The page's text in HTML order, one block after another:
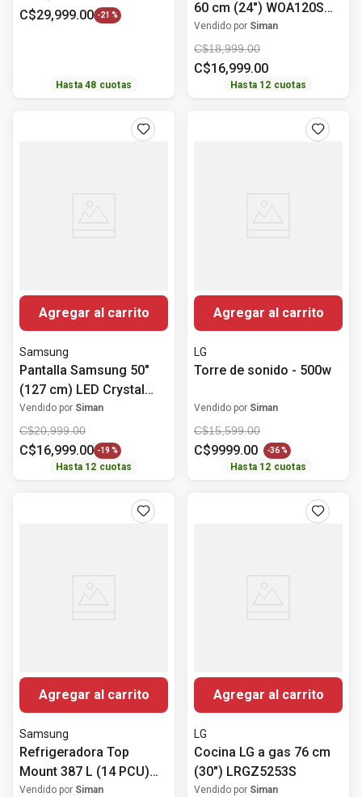
C$29,999.00 -21 %
Hasta48 cuotas
60 cm (24") WOA120S
Whirlpool
Vendido por Siman
C$18,999.00
C$16,999.00
Hasta 12 cuotas
Agregar al carrito
Samsung
Pantalla Samsung 50"
(127 cm) LED Crystal
UHD 4K HDR10+
UN50U8000FPXPA
Vendido por Siman
C$20,999.00
C$16,999.00 -19 %
Hasta 12 cuotas
Agregar al carrito
LG
Torre de sonido - 500w
Vendido por Siman
C$15,599.00
C$9999.00 -36 %
Hasta 12 cuotas
Agregar al carrito
Samsung
Refrigeradora Top
Mount 387 L (14 PCU)
Digital Inverter
Vendido por Siman
Agregar al carrito
LG
Cocina LG a gas 76 cm
(30") LRGZ5253S
Vendido por Siman